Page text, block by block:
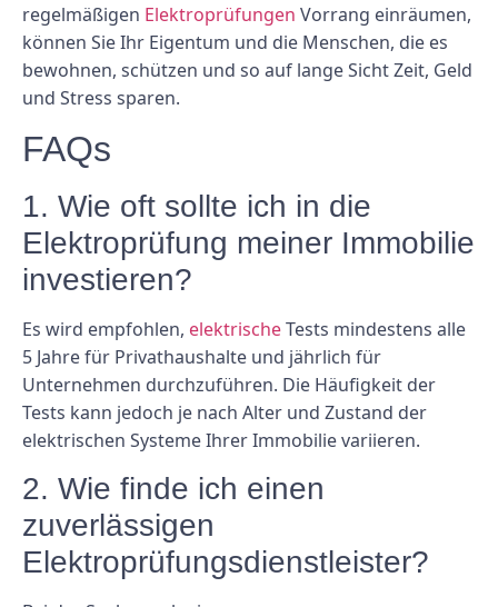
regelmäßigen Elektroprüfungen Vorrang einräumen,
können Sie Ihr Eigentum und die Menschen, die es
bewohnen, schützen und so auf lange Sicht Zeit, Geld
und Stress sparen.
FAQs
1. Wie oft sollte ich in die
Elektroprüfung meiner Immobilie
investieren?
Es wird empfohlen, elektrischeTests mindestens alle
5 Jahre für Privathaushalte und jährlich für
Unternehmen durchzuführen. Die Häufigkeit der
Tests kann jedoch je nach Alter und Zustand der
elektrischen Systeme Ihrer Immobilie variieren.
2. Wie finde ich einen
zuverlässigen
Elektroprüfungsdienstleister?